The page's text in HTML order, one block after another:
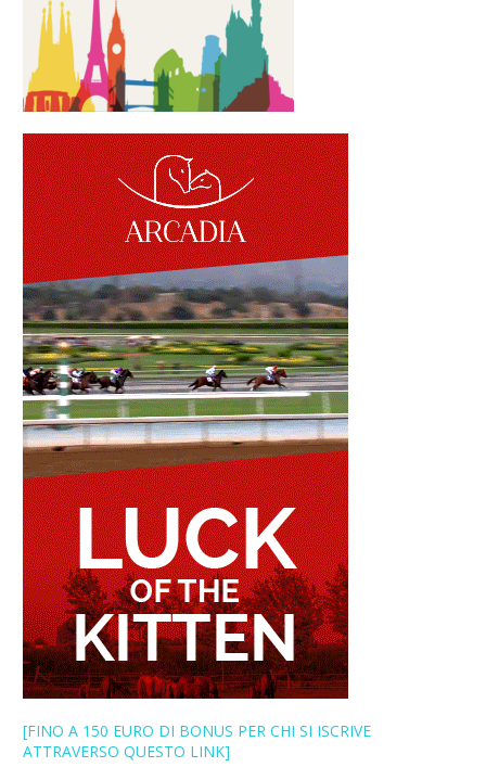
[FINO A 150 EURO DI BONUS PER CHI SI ISCRIVE
ATTRAVERSO QUESTO LINK]